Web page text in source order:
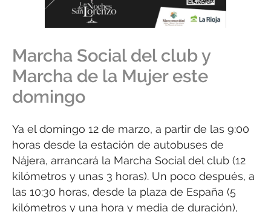
Marcha Social del club y
Marcha de la Mujer este
domingo
Ya el domingo 12 de marzo, a partir de las 9:00
horas desde la estación de autobuses de
Nájera, arrancará la Marcha Social del club (12
kilómetros y unas 3 horas). Un poco después, a
las 10:30 horas, desde la plaza de España (5
kilómetros y una hora y media de duración),